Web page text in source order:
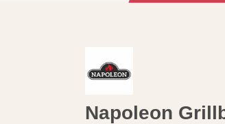
Napoleon